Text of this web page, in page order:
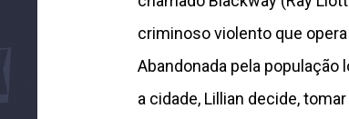
criminoso violento que
Abandonada pela população
a cidade, Lillian decide,